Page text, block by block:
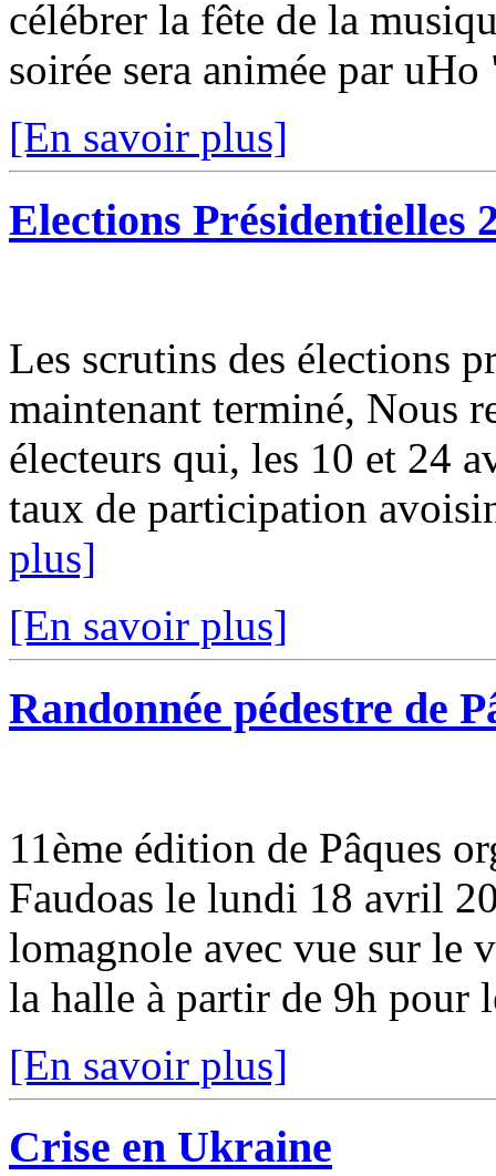
célébrer la fête de la
soirée sera animée par
[En savoir plus]
Elections Présidentielles
Les scrutins des élections
maintenant terminé, Nous
électeurs qui, les 10 et 24
taux de participation
plus]
[En savoir plus]
Randonnée pédestre de
11ème édition de Pâques
Faudoas le lundi 18 avril
lomagnole avec vue sur le
la halle à partir de 9h pour
[En savoir plus]
Crise en Ukraine